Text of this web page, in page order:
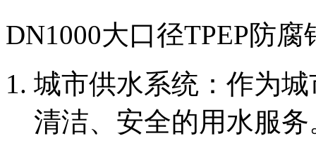
DN1000大口径TPEP防
城市供水系统‌：作为
清洁、安全的用水服务